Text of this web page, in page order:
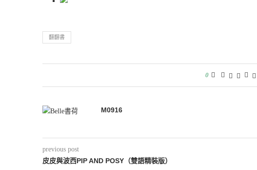
翻翻書
0
M0916
previous post
皮皮與波西PIP AND POSY（雙語精裝版）